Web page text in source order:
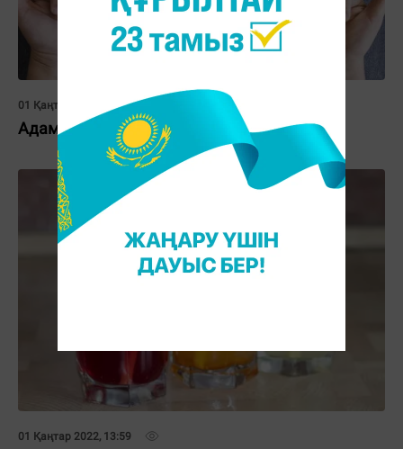
01 Қаңтар 2022, 16:00
Адамды ақылды етер тағамдар
01 Қаңтар 2022, 13:59